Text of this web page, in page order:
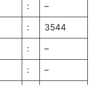
: –
: 3544
: –
: –